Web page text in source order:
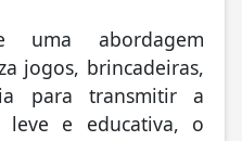
ligadas ao
reforçando
com a proteção da